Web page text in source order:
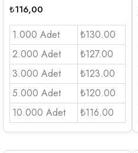
₺116,00
1.000 Adet
₺130.00
2.000 Adet
₺127.00
3.000 Adet
₺123.00
5.000 Adet
₺120.00
10.000 Adet
₺116.00